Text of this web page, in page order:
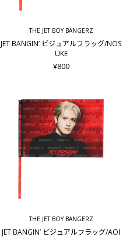
THE JET BOY BANGERZ
JET BANGIN’ ビジュアルフラッグ/NOS
UKE
¥800
THE JET BOY BANGERZ
JET BANGIN’ ビジュアルフラッグ/AOI